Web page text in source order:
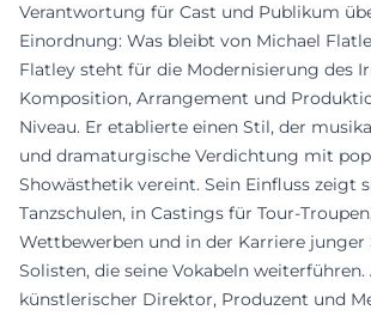
Verantwortung für Cast und Publikum
Einordnung: Was bleibt von Michael
Flatley steht für die Modernisierung des
Komposition, Arrangement und
Niveau. Er etablierte einen Stil, der
und dramaturgische Verdichtung mit
Showästhetik vereint. Sein Einfluss zeigt
Tanzschulen, in Castings für Tour-
Wettbewerben und in der Karriere junger
Solisten, die seine Vokabeln weiterführen.
künstlerischer Direktor, Produzent und